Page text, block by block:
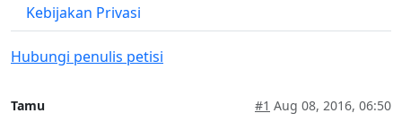
Kebijakan Privasi
Hubungi penulis petisi
Tamu #1 Aug 08, 2016, 06:50